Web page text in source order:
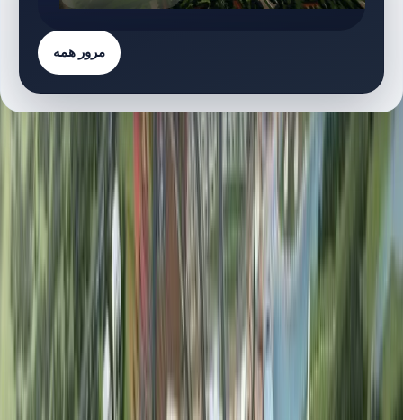
مرور همه
پروژه‌های دارای پلان طبقه
Millennium Estates | Nad Al Sheba | by G&Co